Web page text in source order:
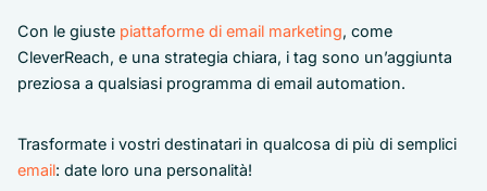
Con le giuste piattaforme di email marketing, come
CleverReach, e una strategia chiara, i tag sono un’aggiunta
preziosa a qualsiasi programma di email automation.
Trasformate i vostri destinatari in qualcosa di più di semplici
email: date loro una personalità!